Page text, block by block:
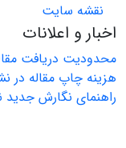
نقشه سایت
اخبار و اعلانات
محدودیت دریافت
هزینه چاپ مقاله در
راهنمای نگارش جدید